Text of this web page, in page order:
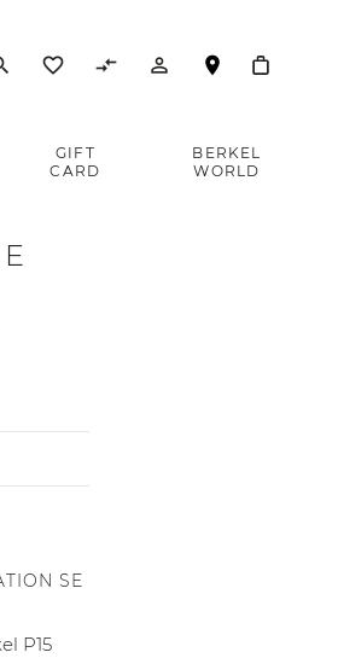
favorite_border compare_arrows person_outline
GIFT
CARD
BERKEL
WORLD
SE
P15